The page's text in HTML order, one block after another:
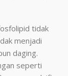
tidak
menjadi
daging.
seperti